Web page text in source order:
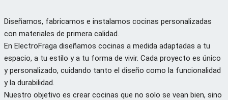
Diseñamos, fabricamos e instalamos cocinas personalizadas
con materiales de primera calidad.
En ElectroFraga diseñamos cocinas a medida adaptadas a tu
espacio, a tu estilo y a tu forma de vivir. Cada proyecto es único
y personalizado, cuidando tanto el diseño como la funcionalidad
y la durabilidad.
Nuestro objetivo es crear cocinas que no solo se vean bien, sino